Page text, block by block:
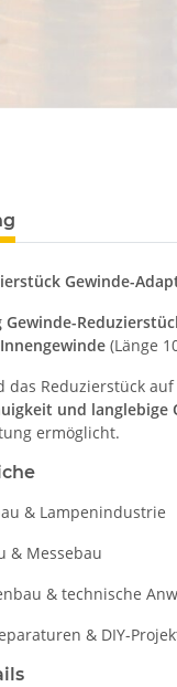
Gewinde-
Gewinde-
(Länge
das Reduzierstück auf
und langlebige
ermöglicht.
& Lampenindustrie
& Messebau
& technische
& DIY-